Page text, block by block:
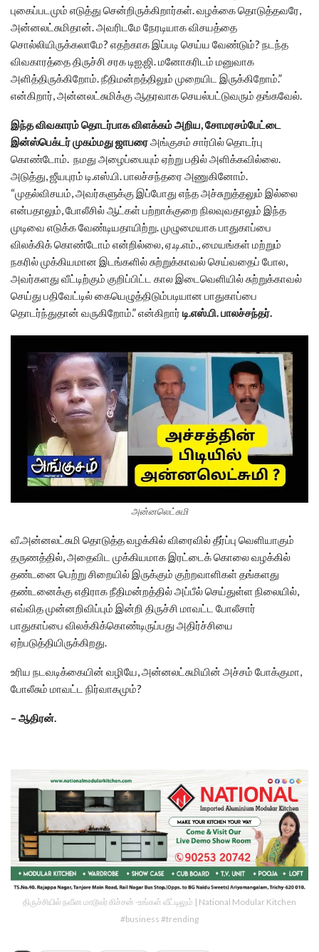
புகைப்படமும் எடுத்து சென்றிருக்கிறார்கள். வழக்கை தொடுத்தவரே,
அன்னலட்சுமிதான். அவரிடமே நேரடியாக விசயத்தை
சொல்லியிருக்கலாமே? எதற்காக இப்படி செய்ய வேண்டும்? நடந்த
விவகாரத்தை திருச்சி சரக டிஐ.ஜி. மனோகரிடம் மனுவாக
அளித்திருக்கிறோம். நீதிமன்றத்திலும் முறையிட இருக்கிறோம்.”
என்கிறார், அன்னலட்சுமிக்கு ஆதரவாக செயல்பட்டுவரும் தங்கவேல்.
இந்த விவகாரம் தொடர்பாக விளக்கம் அறிய, சோமரசம்பேட்டை
இன்ஸ்பெக்டர் முகம்மது ஜாபரைஅங்குசம் சார்பில் தொடர்பு
கொண்டோம். நமது அழைப்பையும் ஏற்று பதில் அளிக்கவில்லை.
அடுத்து, ஜீயபுரம் டி.எஸ்.பி. பாலச்சந்தரை அணுகினோம்.
“முதல்விசயம், அவர்களுக்கு இப்போது எந்த அச்சுறுத்தலும் இல்லை
என்பதாலும், போலீசில் ஆட்கள் பற்றாக்குறை நிலவுவதாலும் இந்த
முடிவை எடுக்க வேண்டியதாயிற்று. முழுமையாக பாதுகாப்பை
விலக்கிக் கொண்டோம் என்றில்லை, ஏ.டி.எம்., மையங்கள் மற்றும்
நகரில் முக்கியமான இடங்களில் சுற்றுக்காவல் செய்வதைப் போல,
அவர்களது வீட்டிற்கும் குறிப்பிட்ட கால இடைவெளியில் சுற்றுக்காவல்
செய்து பதிவேட்டில் கையெழுத்திடும்படியான பாதுகாப்பை
தொடர்ந்துதான் வருகிறோம்.” என்கிறார் டி.எஸ்.பி. பாலச்சந்தர்.
அன்னலெட்சுமி
வீ.அன்னலட்சுமி தொடுத்த வழக்கில் விரைவில் தீர்ப்பு வெளியாகும்
தருணத்தில், அதைவிட முக்கியமாக இரட்டைக் கொலை வழக்கில்
தண்டனை பெற்று சிறையில் இருக்கும் குற்றவாளிகள் தங்களது
தண்டனைக்கு எதிராக நீதிமன்றத்தில் அப்பீல் செய்துள்ள நிலையில்,
எவ்வித முன்னறிவிப்பும் இன்றி திருச்சி மாவட்ட போலீசார்
பாதுகாப்பை விலக்கிக்கொண்டிருப்பது அதிர்ச்சியை
ஏற்படுத்தியிருக்கிறது.
உரிய நடவடிக்கையின் வழியே, அன்னலட்சுமியின் அச்சம் போக்குமா,
போலீசும் மாவட்ட நிர்வாகமும்?
– ஆதிரன்.
திருச்சியில் நவீன மாடூலர் கிச்சன் -உங்கள் வீட்டிலும் | National Modular Kitchen
#business #trending